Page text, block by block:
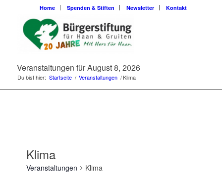
Home Spenden & Stiften Newsletter Kontakt
Veranstaltungen für August 8, 2026
Du bist hier: Startseite / Veranstaltungen /Klima
Klima
Veranstaltungen Klima